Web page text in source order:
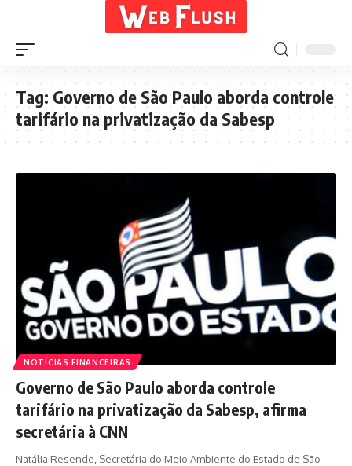
Tag:Governo de São Paulo aborda controle
tarifário na privatização da Sabesp
NOTÍCIAS FINANCEIRAS
Governo de São Paulo aborda controle
tarifário na privatização da Sabesp, afirma
secretária à CNN
Natália Resende, Secretária do Meio Ambiente do Estado de São